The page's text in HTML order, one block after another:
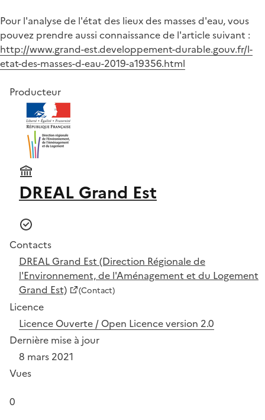
Pour l'analyse de l'état des lieux des masses d'eau, vous
pouvez prendre aussi connaissance de l'article suivant :
http://www.grand-est.developpement-durable.gouv.fr/l-
etat-des-masses-d-eau-2019-a19356.html
Producteur
DREAL Grand Est
Contacts
DREAL Grand Est (Direction Régionale de
l'Environnement, de l'Aménagement et du Logement
Grand Est)
(Contact)
Licence
Licence Ouverte / Open Licence version 2.0
Dernière mise à jour
8 mars 2021
Vues
0